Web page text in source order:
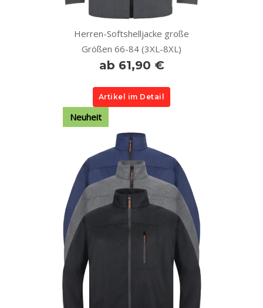
Herren-Softshelljacke große
Größen 66-84 (3XL-8XL)
ab 61,90 €
Artikel im Detail
Neuheit